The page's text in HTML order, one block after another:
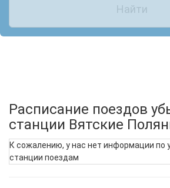
Найти
Расписание поездов
станции Вятские
К сожалению, у нас нет информации
станции поездам